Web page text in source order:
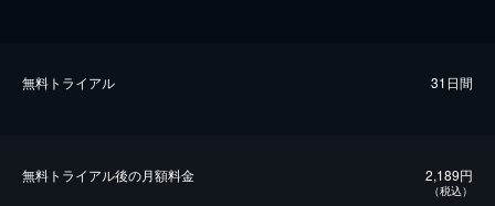
無料トライアル 31日間
無料トライアル後の⽉額料金 2,189円
（税込）